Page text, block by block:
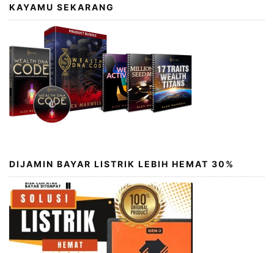
KAYAMU SEKARANG
DIJAMIN BAYAR LISTRIK LEBIH HEMAT 30%